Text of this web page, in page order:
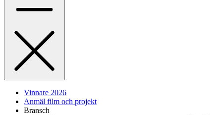
Vinnare 2026
Anmäl film och projekt
Bransch